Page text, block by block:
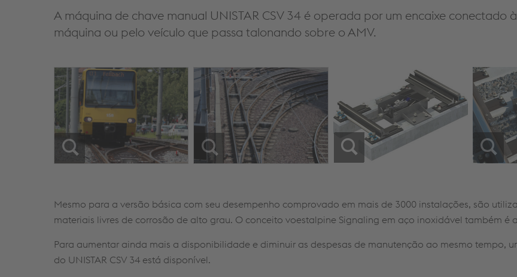
A máquina de chave manual UNISTAR CSV 34 é operada por um encaixe
máquina ou pelo veículo que passa talonando sobre o AMV.
Mesmo para a versão básica com seu desempenho comprovado em mais de 3000 instalações, são
materiais livres de corrosão de alto grau. O conceito voestalpine Signaling em aço inoxidável também é
Para aumentar ainda mais a disponibilidade e diminuir as despesas de manutenção ao mesmo tempo,
do UNISTAR CSV 34 está disponível.